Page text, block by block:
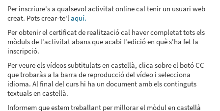
Per inscriure's a qualsevol activitat online cal tenir un usuari web
creat. Pots crear-te'laquí.
Per obtenir el certificat de realització cal haver completat tots els
mòduls de l'activitat abans que acabi l'edició en què s'ha fet la
inscripció.
Per veure els vídeos subtitulats en castellà, clica sobre el botó CC
que trobaràs a la barra de reproducció del vídeo i selecciona
idioma. Al final del curs hi ha un document amb els continguts
textuals en castellà.
Informem que estem treballant per millorar el mòdul en castellà